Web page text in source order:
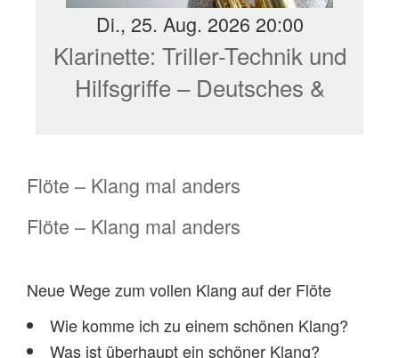
Di., 25. Aug. 2026 20:00
Klarinette: Triller-Technik und
Hilfsgriffe – Deutsches &
Flöte – Klang mal anders
Flöte – Klang mal anders
Neue Wege zum vollen Klang auf der Flöte
Wie komme ich zu einem schönen Klang?
Was ist überhaupt ein schöner Klang?